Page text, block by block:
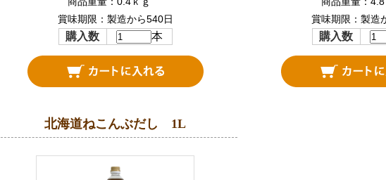
賞味期限：製造から540日
購入数 本
賞味期限：製造
購入数
北海道ねこんぶだし 1L